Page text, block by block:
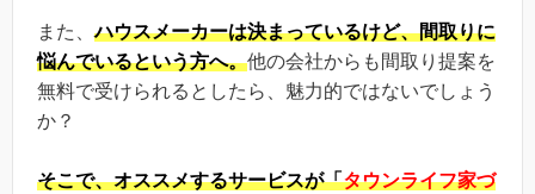
また、ハウスメーカーは決まっているけど、間取りに
悩んでいるという方へ。他の会社からも間取り提案を
無料で受けられるとしたら、魅力的ではないでしょう
か？
そこで、オススメするサービスが「タウンライフ家づ